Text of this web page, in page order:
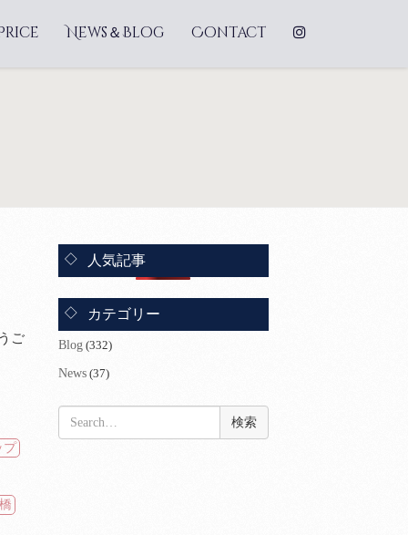
News＆Blog Contact
ご
プ
人気記事
カテゴリー
Blog(332)
News(37)
索: